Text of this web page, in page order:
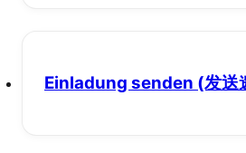
Einladung senden (发送